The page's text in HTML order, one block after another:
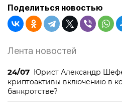
Поделиться новостью
Лента новостей
24/07 Юрист Александр
криптоактивы включению в
банкротстве?